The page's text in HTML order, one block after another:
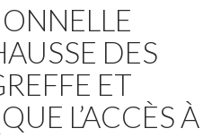
DES
ET
L’ACCÈS À